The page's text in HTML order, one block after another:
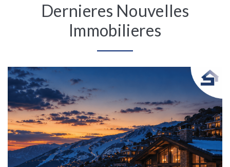
Dernieres Nouvelles
Immobilieres